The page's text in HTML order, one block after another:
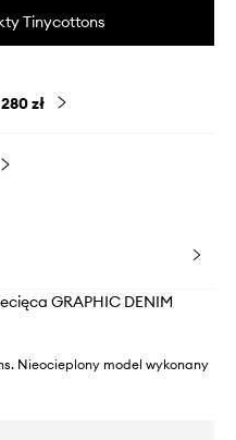
Tinycottons
280 zł
GRAPHIC DENIM
Nieocieplony model wykonany